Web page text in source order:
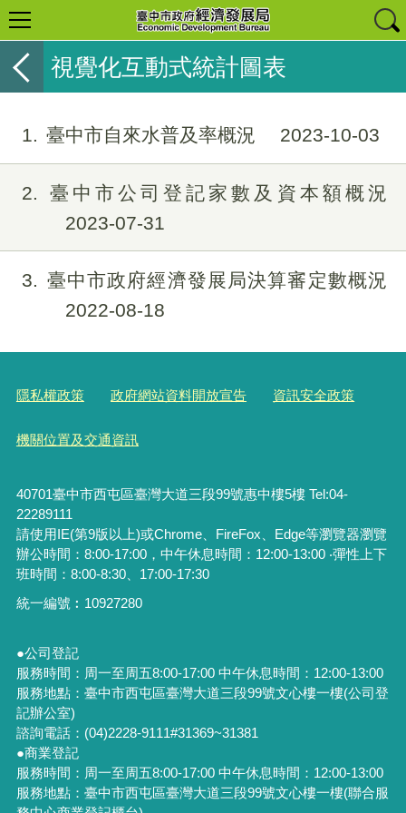
視覺化互動式統計圖表
1 臺中市自來水普及率概況 2023-10-03
2
臺中市公司登記家數及資本額概況
2023-07-31
3
臺中市政府經濟發展局決算審定數概況
2022-08-18
隱私權政策 政府網站資料開放宣告 資訊安全政策
機關位置及交通資訊
40701臺中市西屯區臺灣大道三段99號惠中樓5樓 Tel:04-
22289111
請使用IE(第9版以上)或Chrome、FireFox、Edge等瀏覽器瀏覽
辦公時間：8:00-17:00，中午休息時間：12:00-13:00 ‧彈性上下
班時間：8:00-8:30、17:00-17:30
統一編號︰ 10927280
●公司登記
服務時間：周一至周五8:00-17:00 中午休息時間：12:00-13:00
服務地點：臺中市西屯區臺灣大道三段99號文心樓一樓(公司登
記辦公室)
諮詢電話：(04)2228-9111#31369~31381
●商業登記
服務時間：周一至周五8:00-17:00 中午休息時間：12:00-13:00
服務地點：臺中市西屯區臺灣大道三段99號文心樓一樓(聯合服